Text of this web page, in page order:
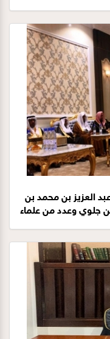
العزيز بن محمد بن
جلوي وعدد من علماء